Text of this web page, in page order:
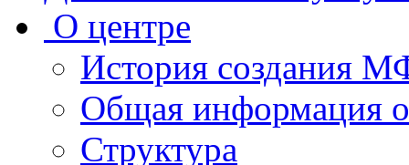
О центре
История создания
Общая
Структура